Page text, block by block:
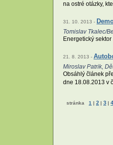
na ostré otázky,
31. 10. 2013 -
Tomislav Tkalec/
Energetický
21. 8. 2013 -
Miroslav Patrik,
Obsáhlý článek
dne 18.08.2013 v
stránka 1 | 2 | 3 | 4